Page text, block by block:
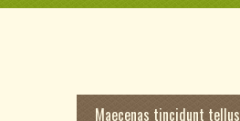
Maecenas tincidunt tellus